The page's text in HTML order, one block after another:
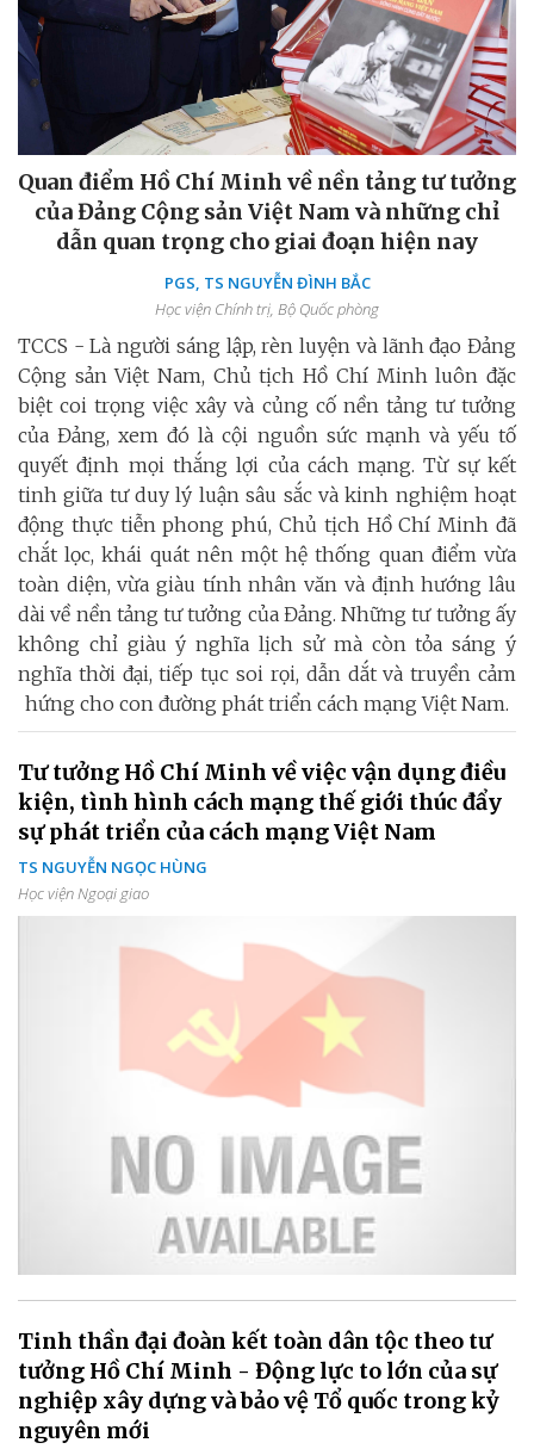
Quan điểm Hồ Chí Minh về nền tảng tư tưởng
của Đảng Cộng sản Việt Nam và những chỉ
dẫn quan trọng cho giai đoạn hiện nay
PGS, TS NGUYỄN ĐÌNH BẮC
Học viện Chính trị, Bộ Quốc phòng
TCCS - Là người sáng lập, rèn luyện và lãnh đạo Đảng
Cộng sản Việt Nam, Chủ tịch Hồ Chí Minh luôn đặc
biệt coi trọng việc xây và củng cố nền tảng tư tưởng
của Đảng, xem đó là cội nguồn sức mạnh và yếu tố
quyết định mọi thắng lợi của cách mạng. Từ sự kết
tinh giữa tư duy lý luận sâu sắc và kinh nghiệm hoạt
động thực tiễn phong phú, Chủ tịch Hồ Chí Minh đã
chắt lọc, khái quát nên một hệ thống quan điểm vừa
toàn diện, vừa giàu tính nhân văn và định hướng lâu
dài về nền tảng tư tưởng của Đảng. Những tư tưởng ấy
không chỉ giàu ý nghĩa lịch sử mà còn tỏa sáng ý
nghĩa thời đại, tiếp tục soi rọi, dẫn dắt và truyền cảm
hứng cho con đường phát triển cách mạng Việt Nam.
Tư tưởng Hồ Chí Minh về việc vận dụng điều
kiện, tình hình cách mạng thế giới thúc đẩy
sự phát triển của cách mạng Việt Nam
TS NGUYỄN NGỌC HÙNG
Học viện Ngoại giao
Tinh thần đại đoàn kết toàn dân tộc theo tư
tưởng Hồ Chí Minh - Động lực to lớn của sự
nghiệp xây dựng và bảo vệ Tổ quốc trong kỷ
nguyên mới